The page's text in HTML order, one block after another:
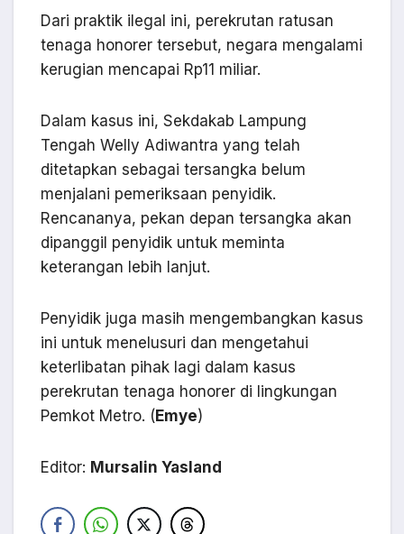
Dari praktik ilegal ini, perekrutan ratusan
tenaga honorer tersebut, negara mengalami
kerugian mencapai Rp11 miliar.
Dalam kasus ini, Sekdakab Lampung
Tengah Welly Adiwantra yang telah
ditetapkan sebagai tersangka belum
menjalani pemeriksaan penyidik.
Rencananya, pekan depan tersangka akan
dipanggil penyidik untuk meminta
keterangan lebih lanjut.
Penyidik juga masih mengembangkan kasus
ini untuk menelusuri dan mengetahui
keterlibatan pihak lagi dalam kasus
perekrutan tenaga honorer di lingkungan
Pemkot Metro. ( Emye)
Editor: Mursalin Yasland